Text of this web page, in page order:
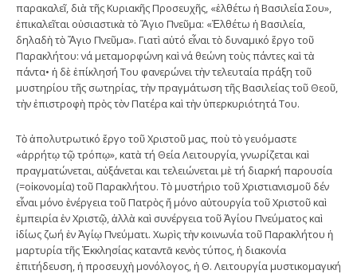
παρακαλεῖ, διὰ τῆς Κυριακῆς Προσευχῆς, «ἐλθέτω ἡ Βασιλεία Σου»,
ἐπικαλεῖται οὐσιαστικὰ τὸ Ἅγιο Πνεῦμα: «Ἐλθέτω ἡ Βασιλεία,
δηλαδὴ τὸ Ἅγιο Πνεῦμα». Γιατὶ αὐτό εἶναι τὸ δυναμικό ἔργο τοῦ
Παρακλήτου: νά μεταμορφώνη καὶ νά θεώνη τοὺς πάντες καὶ τὰ
πάντα• ἡ δὲ ἐπίκλησή Του φανερώνει τὴν τελευταία πράξη τοῦ
μυστηρίου τῆς σωτηρίας, τὴν πραγμάτωση τῆς Βασιλείας τοῦ Θεοῦ,
τὴν ἐπιστροφὴ πρὸς τὸν Πατέρα καὶ τὴν ὑπερκυριότητά Του.
Τὸ ἀπολυτρωτικό ἔργο τοῦ Χριστοῦ μας, ποὺ τὸ γευόμαστε
«ἀρρήτῳ τῷ τρόπῳ», κατὰ τή Θεία Λειτουργία, γνωρίζεται καὶ
πραγματώνεται, αὐξάνεται και τελειώνεται μὲ τή διαρκή παρουσία
(=οἰκονομία) τοῦ Παρακλήτου. Τὸ μυστήριο τοῦ Χριστιανισμοῦ δέν
εἶναι μόνο ἐνέργεια τοῦ Πατρὸς ἤ μόνο αὐτουργία τοῦ Χριστοῦ καὶ
ἐμπειρία ἐν Χριστῷ, ἀλλὰ καὶ συνέργεια τοῦ Ἁγίου Πνεύματος καὶ
ἰδίως ζωή ἐν Ἁγίῳ Πνεύματι. Χωρὶς τὴν κοινωνία τοῦ Παρακλήτου ἡ
μαρτυρία τῆς Ἐκκλησίας καταντᾱ κενὸς τύπος, ἡ διακονία
ἐπιτήδευση, ἡ προσευχὴ μονόλογος, ἡ Θ. Λειτουργία μυστικομαγική